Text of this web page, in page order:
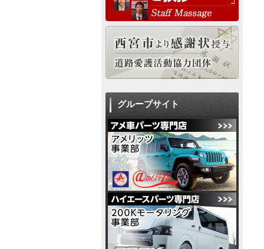
グループサイト